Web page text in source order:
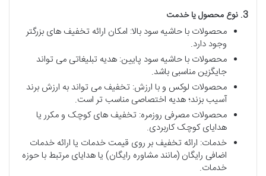
3. نوع محصولیا خدمت
محصولات با حاشیه سود بالا: امکان ارائه تخفیف های بزرگتر
وجود دارد.
محصولات با حاشیه سود پایین: هدیه تبلیغاتی می تواند
جایگزین مناسبی باشد.
محصولات لوکس و با ارزش: تخفیف می تواند به ارزش برند
آسیب بزند؛ هدیه اختصاصی مناسب تر است.
محصولات مصرفی روزمره: تخفیف های کوچک و مکرر یا
هدایای کوچک کاربردی.
خدمات: ارائه تخفیف بر روی قیمت خدمات یا ارائه خدمات
اضافی رایگان (مانند مشاوره رایگان) یا هدایای مرتبط با حوزه
خدمات.